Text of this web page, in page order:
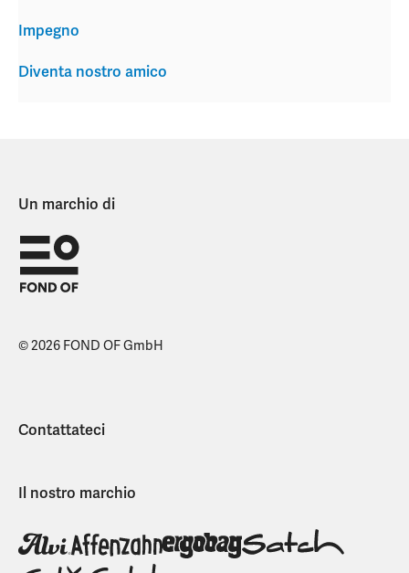
Impegno
Diventa nostro amico
Un marchio di
© 2026 FOND OF GmbH
Contattateci
Il nostro marchio